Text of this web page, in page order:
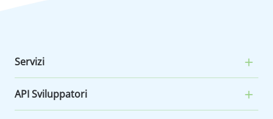
Servizi
API Sviluppatori